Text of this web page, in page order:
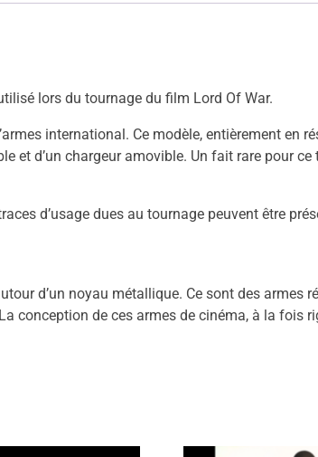
lors du tournage du film Lord Of War.
international. Ce modèle, entièrement en
et d’un chargeur amovible. Un fait rare pour ce
d’usage dues au tournage peuvent être
d’un noyau métallique. Ce sont des armes
conception de ces armes de cinéma, à la fois